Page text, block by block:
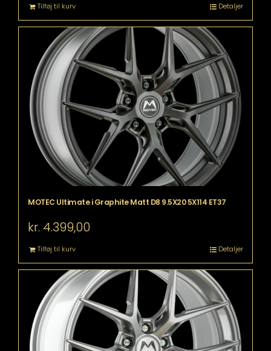
Tilføj til kurv Detaljer
MOTEC Ultimate i Graphite Matt D8 9.5X20 5X114 ET37
kr. 4.399,00
Tilføj til kurv Detaljer